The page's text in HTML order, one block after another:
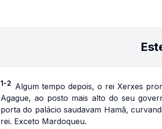
1-2 Algum tempo depois, o rei Xerxes
Agague, ao posto mais alto do seu
porta do palácio saudavam Hamã,
rei. Exceto Mardoqueu.